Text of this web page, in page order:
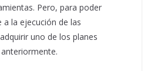
Pero, para poder
la ejecución de las
uno de los planes